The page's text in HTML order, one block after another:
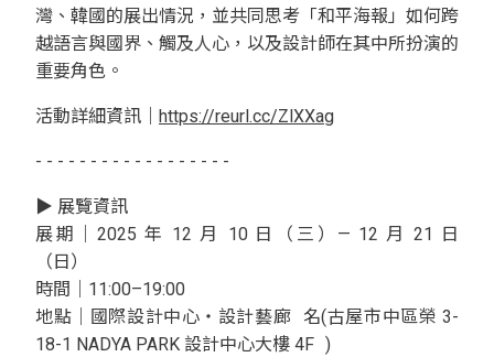
灣、韓國的展出情況，並共同思考「和平海報」如何跨
越語言與國界、觸及人心，以及設計師在其中所扮演的
重要角色。
活動詳細資訊｜ https://reurl.cc/ZlXXag
- - - - - - - - - - - - - - - - - -
▶ 展覽資訊
展期｜2025 年 12 月 10 日（三）— 12 月 21 日
（日）
時間｜11:00–19:00
地點｜國際設計中心・設計藝廊 名(古屋市中區榮 3-
18-1 NADYA PARK 設計中心大樓 4F )